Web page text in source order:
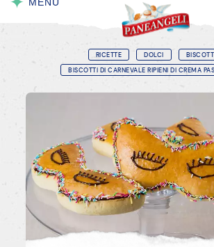
RICETTE DOLCI
BISCOTTI
BISCOTTI DI CARNEVALE RIPIENI DI CREMA